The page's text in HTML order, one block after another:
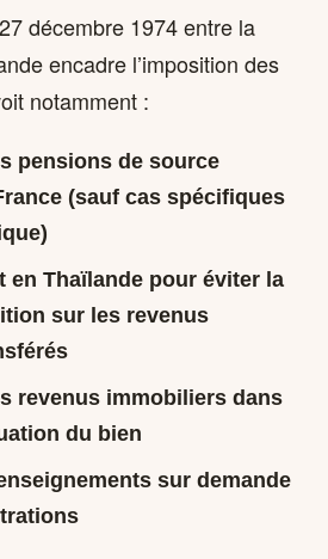
décembre 1974 entre la
encadre l’imposition des
notamment :
pensions de source
(sauf cas spécifiques
en Thaïlande pour éviter la
sur les revenus
revenus immobiliers dans
du bien
sur demande